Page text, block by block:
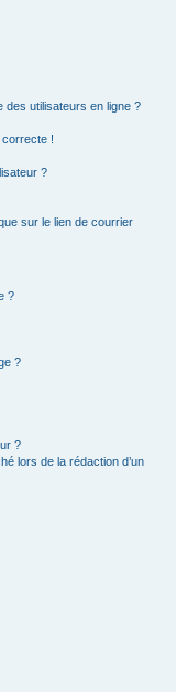
des utilisateurs en ligne ?
correcte !
?
sur le lien de courrier
?
?
?
lors de la rédaction d’un